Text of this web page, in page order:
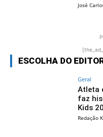
José
ESCOLHA DO
Geral
Atleta
faz
Kids
Redação